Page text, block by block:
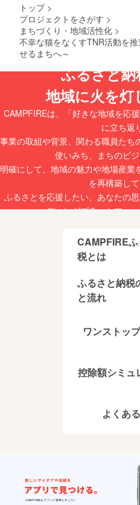
トップ >
プロジェクトをさがす >
まちづくり・地域活性化 >
不幸な猫をなくすTNR活動を
せるまちへ～
ふるさと
地域に火を
CAMPFIREは、「好きな地域を応
に立ち返
事業の取組や背景、関わる職員た
使いみち、まちのビ
明確にして、地域の魅力や地場産
を再構築して
ふるさとを応援したい、あなたの
ディングプラットフォ
CAMPFIRE
税とは
ふるさと納税
と流れ
ワンストッ
控除額シミュ
よくあ